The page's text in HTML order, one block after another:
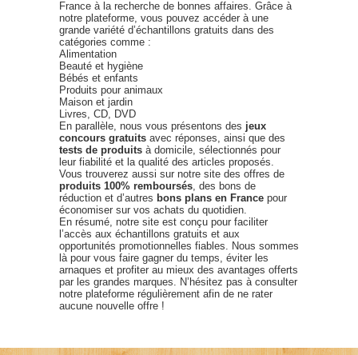
France à la recherche de bonnes affaires. Grâce à
notre plateforme, vous pouvez accéder à une
grande variété d’échantillons gratuits dans des
catégories comme :
Alimentation
Beauté et hygiène
Bébés et enfants
Produits pour animaux
Maison et jardin
Livres, CD, DVD
En parallèle, nous vous présentons des jeux
concours gratuits avec réponses, ainsi que des
tests de produits à domicile, sélectionnés pour
leur fiabilité et la qualité des articles proposés.
Vous trouverez aussi sur notre site des offres de
produits 100% remboursés , des bons de
réduction et d’autres bons plans en France pour
économiser sur vos achats du quotidien.
En résumé, notre site est conçu pour faciliter
l’accès aux échantillons gratuits et aux
opportunités promotionnelles fiables. Nous sommes
là pour vous faire gagner du temps, éviter les
arnaques et profiter au mieux des avantages offerts
par les grandes marques. N’hésitez pas à consulter
notre plateforme régulièrement afin de ne rater
aucune nouvelle offre !